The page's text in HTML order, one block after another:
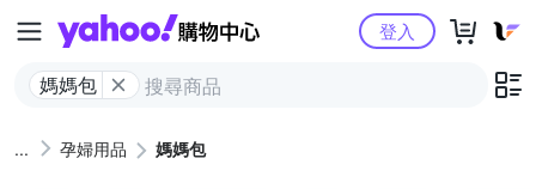
Yahoo購物中心
媽媽包
登入
孕婦用品 媽媽包